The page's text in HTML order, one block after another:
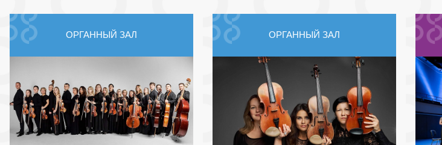
ОРГАННЫЙ ЗАЛ ОРГАННЫЙ ЗАЛ